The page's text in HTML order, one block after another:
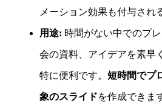
メーション効果も付与され
用途: 時間がない中でのプ
会の資料、アイデアを素早
特に便利です。 短時間でプ
象のスライドを作成できま